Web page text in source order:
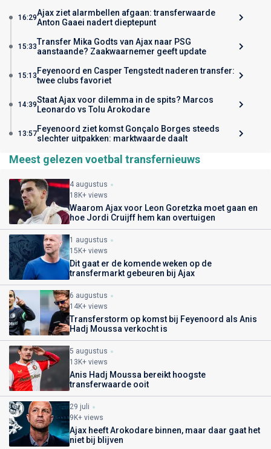
16:29Ajax ziet alarmbellen afgaan: transferwaarde
Anton Gaaei nadert dieptepunt
15:33Transfer Mika Godts van Ajax naar PSG
aanstaande? Zaakwaarnemer geeft update
15:13 Feyenoord en Casper Tengstedt naderen transfer:
twee clubs favoriet
14:39Staat Ajax voor dilemma in de spits? Marcos
Leonardo vs Tolu Arokodare
13:57Feyenoord ziet komst Gonçalo Borges steeds
slechter uitpakken: marktwaarde daalt
Meest gelezen voetbal transfernieuws
4 augustus
18K+ views
Waarom Ajax voor Leon Goretzka moet gaan en
hoe Jordi Cruijff hem kan overtuigen
1 augustus
15K+ views
Dit gaat er de komende weken op de
transfermarkt gebeuren bij Ajax
6 augustus
14K+ views
Transferstorm op komst bij Feyenoord als Anis
Hadj Moussa verkocht is
5 augustus
13K+ views
Anis Hadj Moussa bereikt hoogste
transferwaarde ooit
29 juli
9K+ views
Ajax heeft Arokodare binnen, maar daar gaat het
niet bij blijven